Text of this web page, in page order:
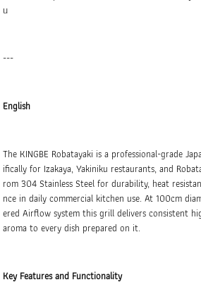
น
---
English
The KINGBE Robatayaki is a professional-grade
ifically for Izakaya, Yakiniku restaurants, and
rom 304 Stainless Steel for durability, heat
nce in daily commercial kitchen use. At 100cm
ered Airflow system this grill delivers consistent
aroma to every dish prepared on it.
Key Features and Functionality